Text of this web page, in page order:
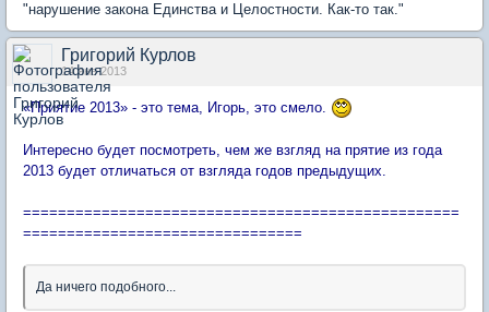
"нарушение закона Единства и Целостности. Как-то так."
Григорий Курлов
14 янв 2013
«Приятие 2013» - это тема, Игорь, это смело.
Интересно будет посмотреть, чем же взгляд на прятие из года
2013 будет отличаться от взгляда годов предыдущих.
==================================================
================================
Да ничего подобного...